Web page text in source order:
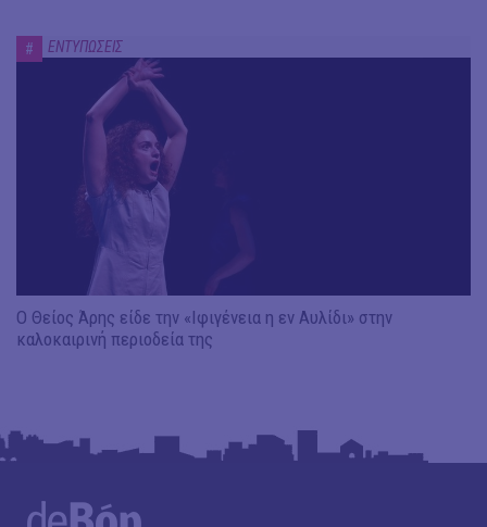
# ΕΝΤΥΠΩΣΕΙΣ
Ο Θείος Άρης είδε την «Ιφιγένεια η εν Αυλίδι» στην
καλοκαιρινή περιοδεία της